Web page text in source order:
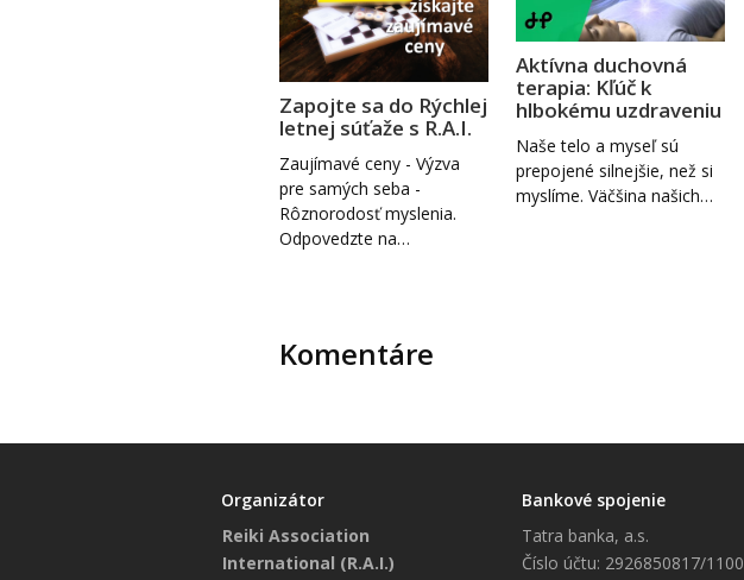
Zapojte sa do Rýchlej
letnej súťaže s R.A.I.
Zaujímavé ceny - Výzva
pre samých seba -
Rôznorodosť myslenia.
Odpovedzte na…
Aktívna duchovná
terapia: Kľúč k
hlbokému uzdraveniu
Naše telo a myseľ sú
prepojené silnejšie, než si
myslíme. Väčšina našich…
Komentáre
Organizátor
Reiki Association
International (R.A.I.)
Bankové spojenie
Tatra banka, a.s.
Číslo účtu: 2926850817/1100